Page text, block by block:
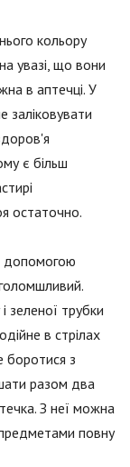
кольору
увазі, що вони
в аптечці. У
заліковувати
є більш
остаточно.
допомогою
зеленої трубки
в стрілах
боротися з
разом два
З неї можна
повну